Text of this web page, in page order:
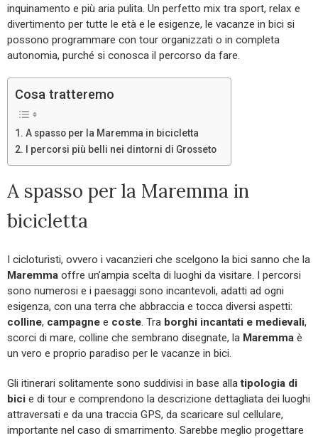
inquinamento e più aria pulita. Un perfetto mix tra sport, relax e
divertimento per tutte le età e le esigenze, le vacanze in bici si
possono programmare con tour organizzati o in completa
autonomia, purché si conosca il percorso da fare.
Cosa tratteremo
A spasso per la Maremma in bicicletta
I percorsi più belli nei dintorni di Grosseto
A spasso per la Maremma in
bicicletta
I cicloturisti, ovvero i vacanzieri che scelgono la bici sanno che la
Maremma offre un’ampia scelta di luoghi da visitare. I percorsi
sono numerosi e i paesaggi sono incantevoli, adatti ad ogni
esigenza, con una terra che abbraccia e tocca diversi aspetti:
colline, campagne e coste. Tra borghi incantati e medievali,
scorci di mare, colline che sembrano disegnate, la Maremma è
un vero e proprio paradiso per le vacanze in bici.
Gli itinerari solitamente sono suddivisi in base allatipologia di
bici e di tour e comprendono la descrizione dettagliata dei luoghi
attraversati e da una traccia GPS, da scaricare sul cellulare,
importante nel caso di smarrimento. Sarebbe meglio progettare